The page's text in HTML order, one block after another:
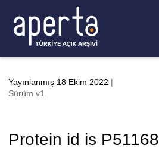
Yayınlanmış 18 Ekim 2022 |
Sürüm v1
Protein id is P51168